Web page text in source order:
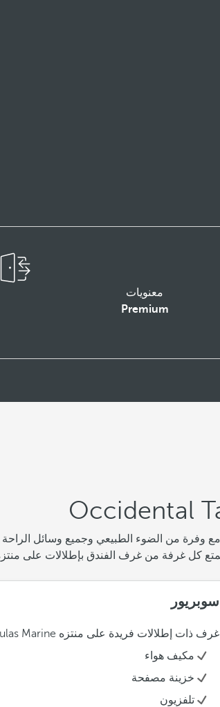
معنويات
Premium
مع وفرة من الضوء الطبيعي وجميع وسائل الراحة
كل غرفة من غرف الفندق بإطلالات على
سوبريور
غرف ذات إطلالات فريدة على منتزه Las Baulas Marine الوطني.
مكيف هواء
خزينة مصفحة
تلفزيون